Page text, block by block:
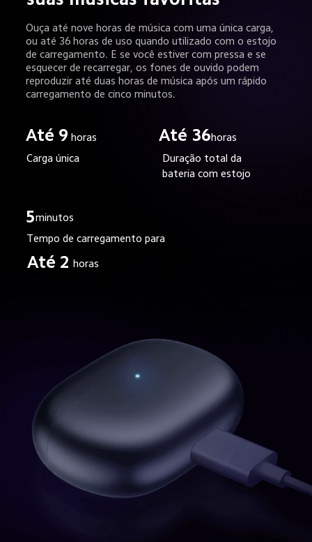
Ouça até nove horas de música com uma única carga,
ou até 36 horas de uso quando utilizado com o estojo
de carregamento. E se você estiver com pressa e se
esquecer de recarregar, os fones de ouvido podem
reproduzir até duas horas de música após um rápido
carregamento de cinco minutos.
Até 9 horas Até 36horas
Carga única
Duração total da
bateria com estojo
5minutos
Tempo de carregamento para
Até 2 horas